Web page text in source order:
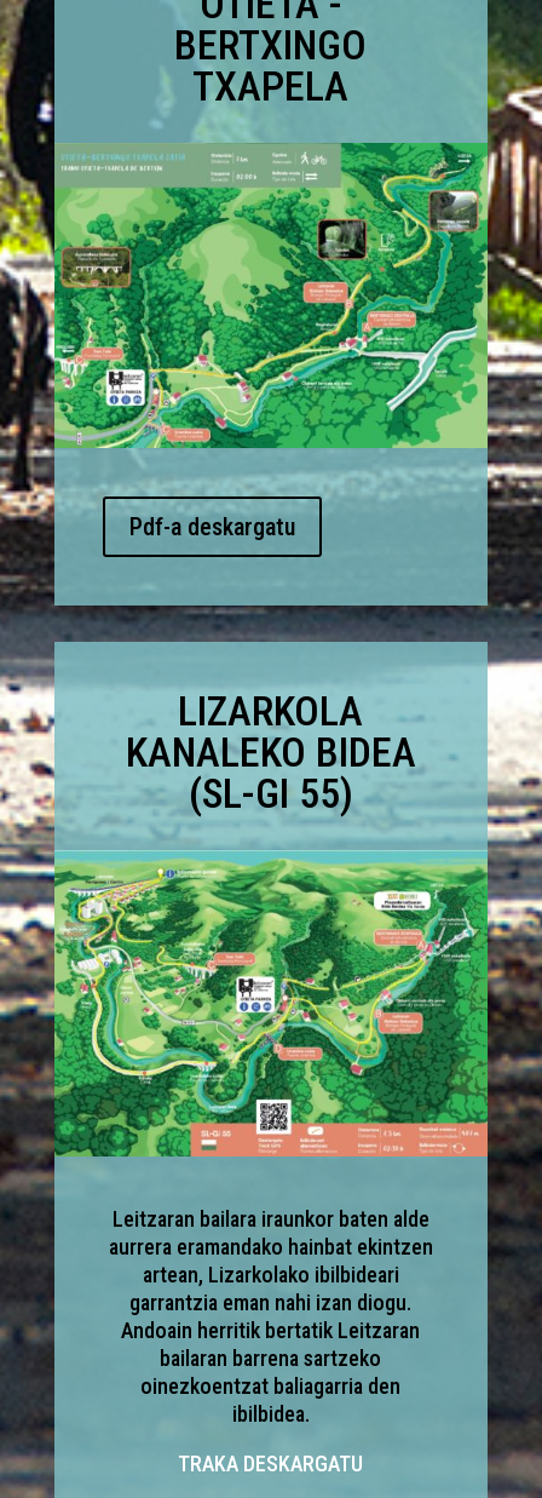
BERTXINGO
TXAPELA
Pdf-a deskargatu
LIZARKOLA
KANALEKO BIDEA
(SL-GI 55)
Leitzaran bailara iraunkor baten alde
aurrera eramandako hainbat ekintzen
artean, Lizarkolako ibilbideari
garrantzia eman nahi izan diogu.
Andoain herritik bertatik Leitzaran
bailaran barrena sartzeko
oinezkoentzat baliagarria den
ibilbidea.
TRAKA DESKARGATU